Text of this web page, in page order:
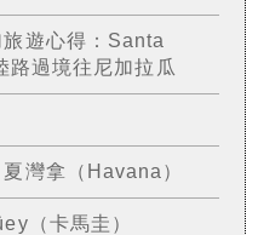
遊心得：Santa
過境往尼加拉瓜
灣拿（Havana）
（卡馬圭）